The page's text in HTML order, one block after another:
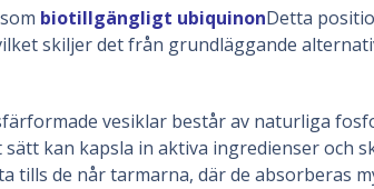
biotillgängligt ubiquinonDetta
skiljer det från grundläggande
vesiklar består av naturliga
kan kapsla in aktiva ingredienser och
tills de når tarmarna, där de absorberas